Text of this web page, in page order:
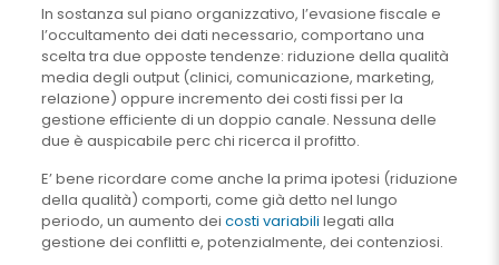
In sostanza sul piano organizzativo, l’evasione fiscale e
l’occultamento dei dati necessario, comportano una
scelta tra due opposte tendenze: riduzione della qualità
media degli output (clinici, comunicazione, marketing,
relazione) oppure incremento dei costi fissi per la
gestione efficiente di un doppio canale. Nessuna delle
due è auspicabile perc chi ricerca il profitto.
E’ bene ricordare come anche la prima ipotesi (riduzione
della qualità) comporti, come già detto nel lungo
periodo, un aumento dei costi variabili legati alla
gestione dei conflitti e, potenzialmente, dei contenziosi.